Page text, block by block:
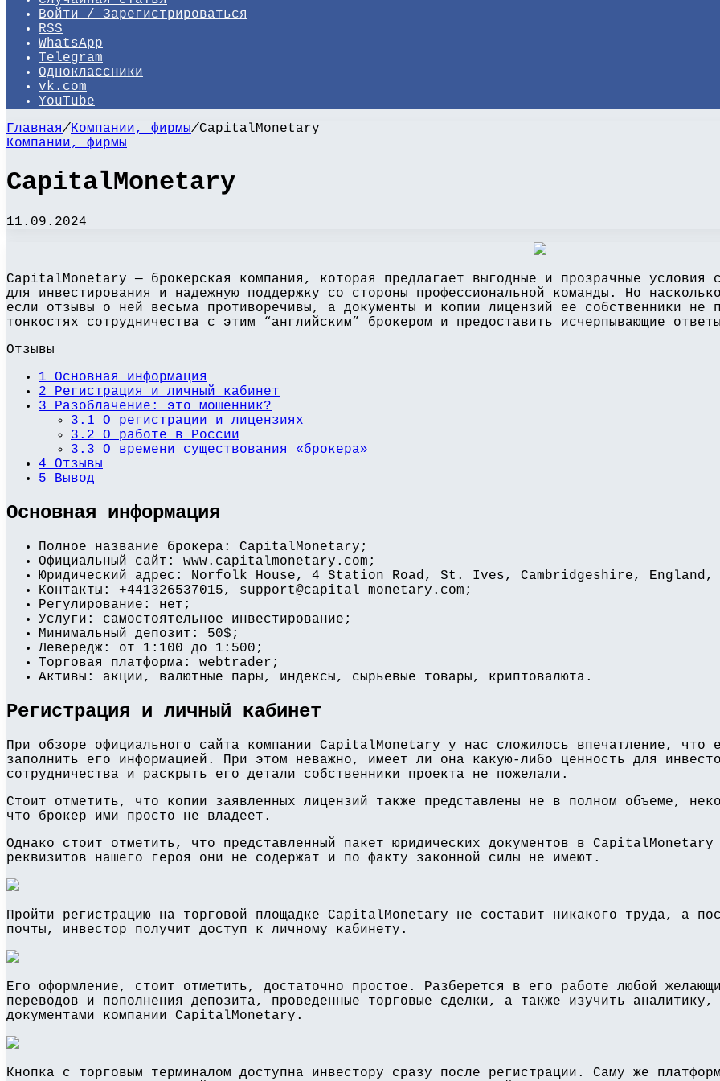
Войти / Зарегистрироваться
RSS
WhatsApp
Telegram
Одноклассники
vk.com
YouTube
Главная/Компании, фирмы/CapitalMonetary
Компании, фирмы
CapitalMonetary
11.09.2024
CapitalMonetary — брокерская компания, которая предлагает выгодные и прозрачные условия
для инвестирования и надежную поддержку со стороны профессиональной команды. Но
если отзывы о ней весьма противоречивы, а документы и копии лицензий ее собственники не
тонкостях сотрудничества с этим “английским” брокером и предоставить исчерпывающие
Отзывы
1 Основная информация
2 Регистрация и личный кабинет
3 Разоблачение: это мошенник?
3.1 О регистрации и лицензиях
3.2 О работе в России
3.3 О времени существования «брокера»
4 Отзывы
5 Вывод
Основная информация
Полное название брокера: CapitalMonetary;
Официальный сайт: www.capitalmonetary.com;
Юридический адрес: Norfolk House, 4 Station Road, St. Ives, Cambridgeshire, England,
Контакты: +441326537015, support@capital monetary.com;
Регулирование: нет;
Услуги: самостоятельное инвестирование;
Минимальный депозит: 50$;
Левередж: от 1:100 до 1:500;
Торговая платформа: webtrader;
Активы: акции, валютные пары, индексы, сырьевые товары, криптовалюта.
Регистрация и личный кабинет
При обзоре официального сайта компании CapitalMonetary у нас сложилось впечатление, что
заполнить его информацией. При этом неважно, имеет ли она какую-либо ценность для
сотрудничества и раскрыть его детали собственники проекта не пожелали.
Стоит отметить, что копии заявленных лицензий также представлены не в полном объеме,
что брокер ими просто не владеет.
Однако стоит отметить, что представленный пакет юридических документов в
реквизитов нашего героя они не содержат и по факту законной силы не имеют.
Пройти регистрацию на торговой площадке CapitalMonetary не составит никакого труда, а
почты, инвестор получит доступ к личному кабинету.
Его оформление, стоит отметить, достаточно простое. Разберется в его работе любой
переводов и пополнения депозита, проведенные торговые сделки, а также изучить
документами компании CapitalMonetary.
Кнопка с торговым терминалом доступна инвестору сразу после регистрации. Саму же